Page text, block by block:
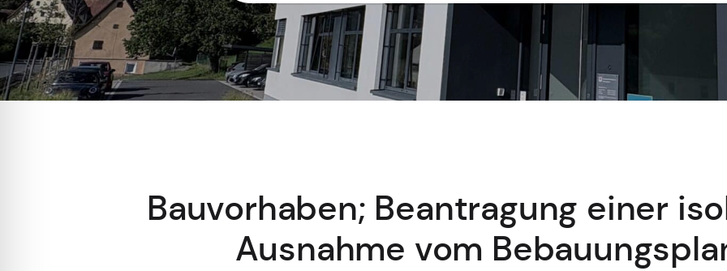
Bauvorhaben; Beantragung einer
Ausnahme vom